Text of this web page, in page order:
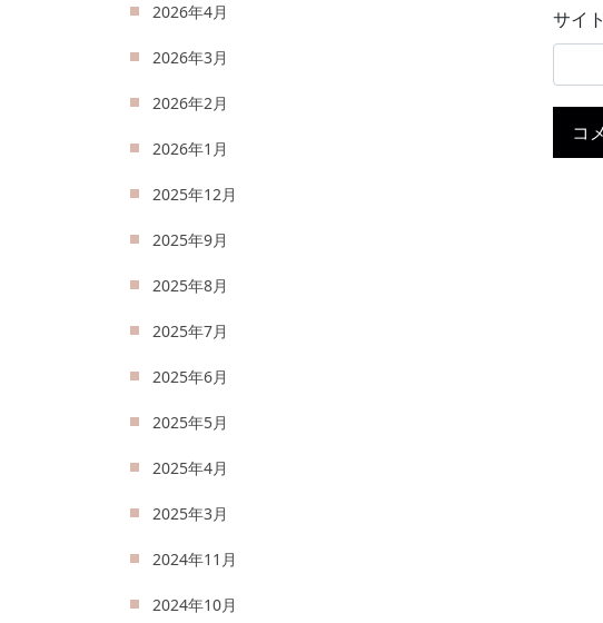
サイト
2026年4月
2026年3月
2026年2月
2026年1月
2025年12月
2025年9月
2025年8月
2025年7月
2025年6月
2025年5月
2025年4月
2025年3月
2024年11月
2024年10月